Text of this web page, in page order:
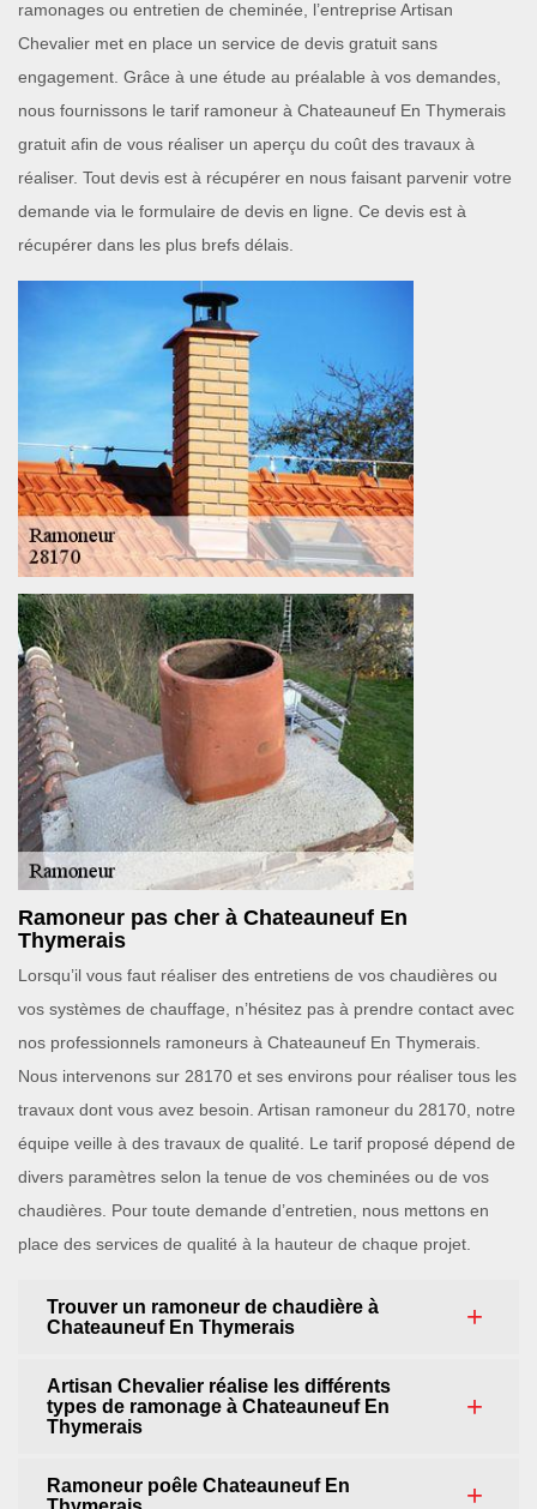
ramonages ou entretien de cheminée, l’entreprise Artisan
Chevalier met en place un service de devis gratuit sans
engagement. Grâce à une étude au préalable à vos demandes,
nous fournissons le tarif ramoneur à Chateauneuf En Thymerais
gratuit afin de vous réaliser un aperçu du coût des travaux à
réaliser. Tout devis est à récupérer en nous faisant parvenir votre
demande via le formulaire de devis en ligne. Ce devis est à
récupérer dans les plus brefs délais.
Ramoneur pas cher à Chateauneuf En
Thymerais
Lorsqu’il vous faut réaliser des entretiens de vos chaudières ou
vos systèmes de chauffage, n’hésitez pas à prendre contact avec
nos professionnels ramoneurs à Chateauneuf En Thymerais.
Nous intervenons sur 28170 et ses environs pour réaliser tous les
travaux dont vous avez besoin. Artisan ramoneur du 28170, notre
équipe veille à des travaux de qualité. Le tarif proposé dépend de
divers paramètres selon la tenue de vos cheminées ou de vos
chaudières. Pour toute demande d’entretien, nous mettons en
place des services de qualité à la hauteur de chaque projet.
Trouver un ramoneur de chaudière à
Chateauneuf En Thymerais
Artisan Chevalier réalise les différents
types de ramonage à Chateauneuf En
Thymerais
Ramoneur poêle Chateauneuf En